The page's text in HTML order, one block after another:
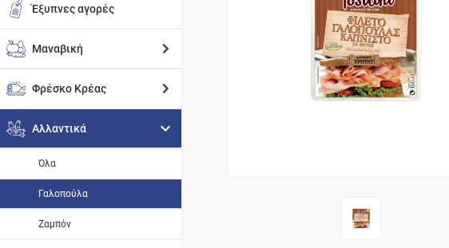
Έξυπνες αγορές
Μαναβική
Φρέσκο Κρέας
Αλλαντικά
Όλα
Γαλοπούλα
Ζαμπόν